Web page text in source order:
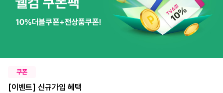
쿠폰
[이벤트] 신규가입 혜택